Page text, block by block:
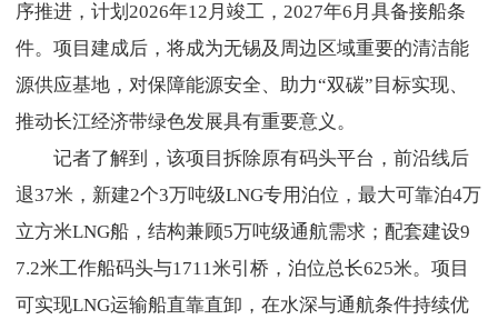
序推进，计划2026年12月竣工，2027年6月具备接船条
件。项目建成后，将成为无锡及周边区域重要的清洁能
源供应基地，对保障能源安全、助力“双碳”目标实现、
推动长江经济带绿色发展具有重要意义。
记者了解到，该项目拆除原有码头平台，前沿线后
退37米，新建2个3万吨级LNG专用泊位，最大可靠泊4万
立方米LNG船，结构兼顾5万吨级通航需求；配套建设9
7.2米工作船码头与1711米引桥，泊位总长625米。项目
可实现LNG运输船直靠直卸，在水深与通航条件持续优